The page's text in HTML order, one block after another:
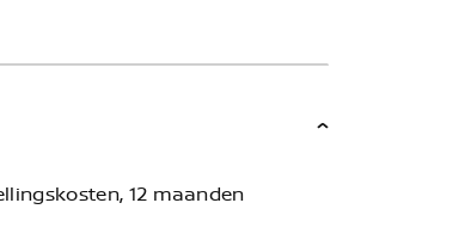
12 maanden